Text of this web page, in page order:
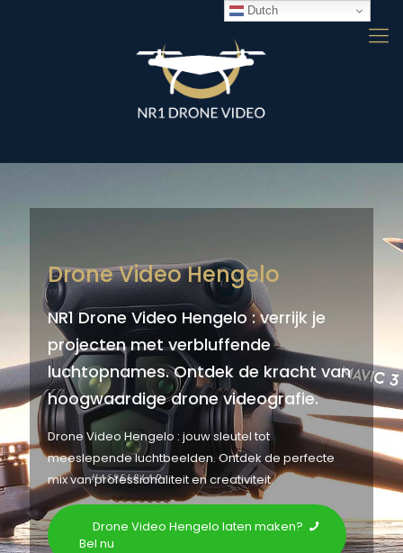
Drone Video Hengelo
NR1 Drone Video Hengelo : verrijk je
projecten met verbluffende
luchtopnames. Ontdek de kracht van
hoogwaardige drone videografie.
Drone Video Hengelo : jouw sleutel tot
meeslepende luchtbeelden. Ontdek de perfecte
mix van professionaliteit en creativiteit.
Drone Video Hengelo laten maken?
Bel nu
Dutch